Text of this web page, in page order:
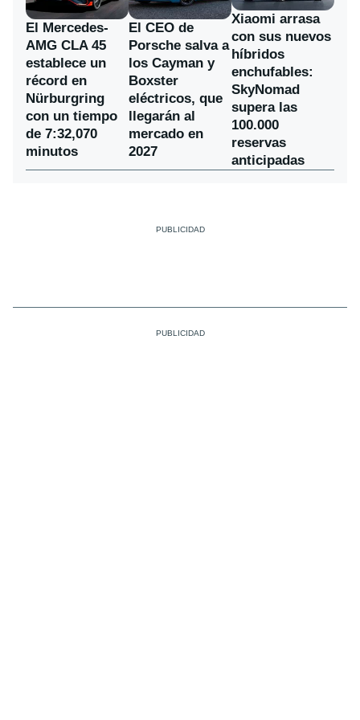
El Mercedes-
AMG CLA 45
establece un
récord en
Nürburgring
con un tiempo
de 7:32,070
minutos
El CEO de
Porsche salva a
los Cayman y
Boxster
eléctricos, que
llegarán al
mercado en
2027
Xiaomi arrasa
con sus nuevos
híbridos
enchufables:
SkyNomad
supera las
100.000
reservas
anticipadas